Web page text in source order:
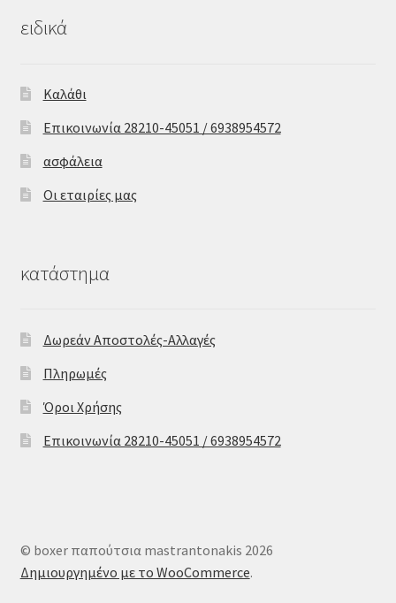
ειδικά
Καλάθι
Επικοινωνία 28210-45051 / 6938954572
ασφάλεια
Οι εταιρίες μας
κατάστημα
Δωρεάν Αποστολές-Αλλαγές
Πληρωμές
Όροι Χρήσης
Επικοινωνία 28210-45051 / 6938954572
© boxer παπούτσια mastrantonakis 2026
Δημιουργημένο με το WooCommerce.